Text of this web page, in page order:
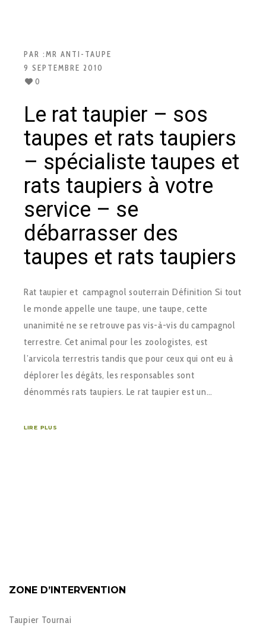
PAR :MR ANTI-TAUPE
9 SEPTEMBRE 2010
0
Le rat taupier – sos
taupes et rats taupiers
– spécialiste taupes et
rats taupiers à votre
service – se
débarrasser des
taupes et rats taupiers
Rat taupier et campagnol souterrain Définition Si tout
le monde appelle une taupe, une taupe, cette
unanimité ne se retrouve pas vis-à-vis du campagnol
terrestre. Cet animal pour les zoologistes, est
l’arvicola terrestris tandis que pour ceux qui ont eu à
déplorer les dégâts, les responsables sont
dénommés rats taupiers. Le rat taupier est un…
LIRE PLUS
ZONE D’INTERVENTION
Taupier Tournai